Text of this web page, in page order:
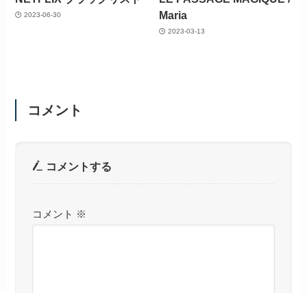
2023-06-30
Maria
2023-03-13
コメント
コメントする
コメント ※